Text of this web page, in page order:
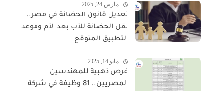
مارس 24, 2025
تعديل قانون الحضانة في مصر..
نقل الحضانة للأب بعد الأم وموعد
التطبيق المتوقع
مايو 14, 2025
فرص ذهبية للمهندسين
المصريين.. 81 وظيفة في شركة